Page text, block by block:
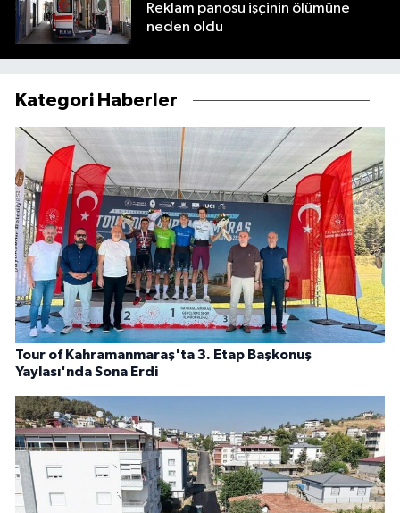
Reklam panosu işçinin ölümüne
neden oldu
Kategori Haberler
Tour of Kahramanmaraş'ta 3. Etap Başkonuş
Yaylası'nda Sona Erdi